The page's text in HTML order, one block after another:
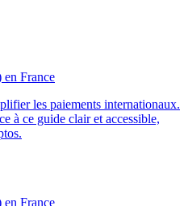
France
les paiements internationaux.
à ce guide clair et accessible,
France